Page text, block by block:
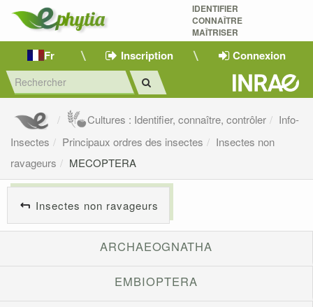
IDENTIFIER
CONNAÎTRE
MAÎTRISER
Fr Inscription Connexion
Cultures : Identifier, connaître, contrôler
Info-
Insectes
Principaux ordres des insectes
Insectes non
ravageurs
MECOPTERA
Insectes non ravageurs
ARCHAEOGNATHA
EMBIOPTERA